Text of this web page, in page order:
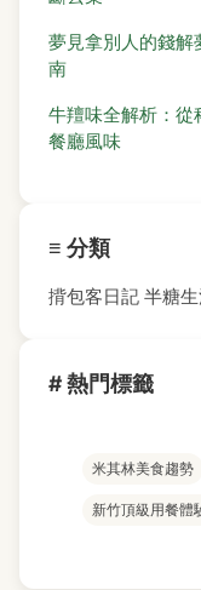
夢見拿別人的錢解
南
牛羶味全解析：從
餐廳風味
≡ 分類
揹包客日記 半糖
# 熱門標籤
米其林美食趨勢
新竹頂級用餐體